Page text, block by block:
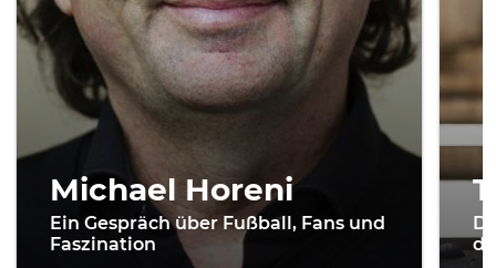
Michael Horeni
Ein Gespräch über Fußball, Fans und
Faszination